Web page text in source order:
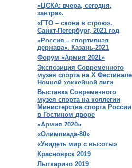
«ЦСКА: вчера, сегодня,
завтра».
«ГТО – снова в строю».
Санкт-Петербург, 2021 год
«Россия – спортивная
держава». Казань-2021
Форум «Армия 2021»
Экспозиция Современного
музея спорта на X Фестивале
Ночной хоккейной лиги
Выставка Современного
музея спорта на коллегии
Министерства спорта России
в Гостином дворе
«Армия 2020»
«Олимпиада-80»
«Увидеть мир с высоты»
Красноярск 2019
Лыткарино 2019